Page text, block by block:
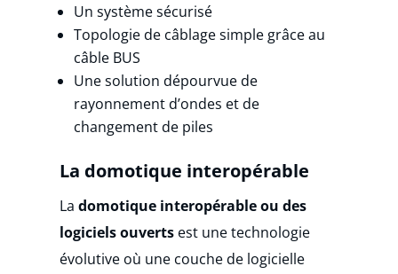
Un système sécurisé
Topologie de câblage simple grâce au
câble BUS
Une solution dépourvue de
rayonnement d’ondes et de
changement de piles
La domotique interopérable
Ladomotique interopérable ou des
logiciels ouverts est une technologie
évolutive où une couche de logicielle